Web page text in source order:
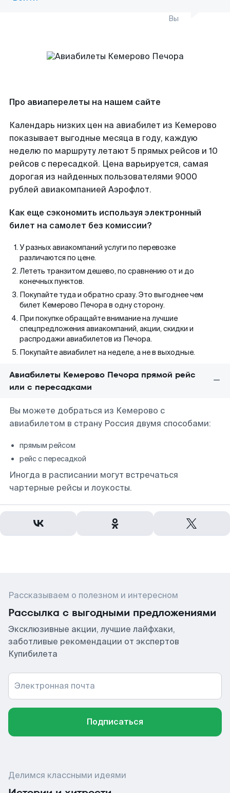
Вы
Про авиаперелеты на нашем сайте
Календарь низких цен на авиабилет из Кемерово
показывает выгодные месяца в году, каждую
неделю по маршруту летают 5 прямых рейсов и 10
рейсов с пересадкой. Цена варьируется, самая
дорогая из найденных пользователями 9000
рублей авиакомпанией Аэрофлот.
Как еще сэкономить используя электронный
билет на самолет без комиссии?
У разных авиакомпаний услуги по перевозке
различаются по цене.
Лететь транзитом дешево, по сравнению от и до
конечных пунктов.
Покупайте туда и обратно сразу. Это выгоднее чем
билет Кемерово Печора в одну сторону.
При покупке обращайте внимание на лучшие
спецпредложения авиакомпаний, акции, скидки и
распродажи авиабилетов из Печора.
Покупайте авиабилет на неделе, а не в выходные.
Авиабилеты Кемерово Печора прямой рейс
или с пересадками
Вы можете добраться из Кемерово с
авиабилетом в страну Россия двумя способами:
прямым рейсом
рейс с пересадкой
Иногда в расписании могут встречаться
чартерные рейсы и лоукосты.
Рассказываем о полезном и интересном
Рассылка с выгодными предложениями
Эксклюзивные акции, лучшие лайфхаки,
заботливые рекомендации от экспертов
Купибилета
Электронная почта
Подписаться
Делимся классными идеями